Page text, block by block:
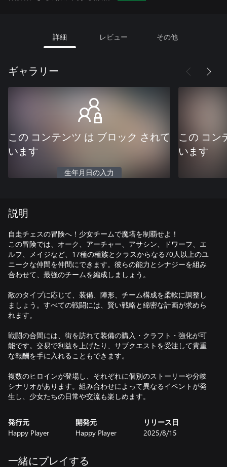
詳細 レビュー その他
ギャラリー
この コンテンツ は ブロック されて
います
生年月日の入力
この コン
います
説明
自走チェスの冒険へ！少女チームで魔塔を制覇せよ！
この冒険では、オーク、アーチャー、アサシン、ドワーフ、エ
ルフ、メイジなど、17種の種族とクラスからなる70人以上のユ
ニークな仲間を仲間にできます。彼らの能力とシナジーを組み
合わせて、最強のチームを編成しましょう。
敵のタイプに応じて、装備、陣形、チーム構成を柔軟に調整し
ましょう。すべての戦闘には、賢い戦略と綿密な計画が求めら
れます。
戦闘の合間には、街を訪れて装備の購入・クラフト・強化が可
能です。交易で利益を上げたり、サブクエストを受注して貴重
な報酬を手に入れることもできます。
複数のヒロインが登場し、それぞれに個別のストーリーや分岐
シナリオがあります。組み合わせによって異なるイベントが発
生し、少女たちの日常や交流も楽しめます。
発行元
Happy Player
開発元
Happy Player
リリース日
2025/8/15
一緒にプレイする